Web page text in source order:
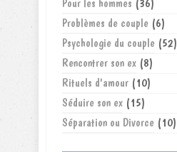
Pour les hommes (36)
Problèmes de couple (6)
Psychologie du couple (52)
Rencontrer son ex (8)
Rituels d'amour (10)
Séduire son ex (15)
Séparation ou Divorce (10)